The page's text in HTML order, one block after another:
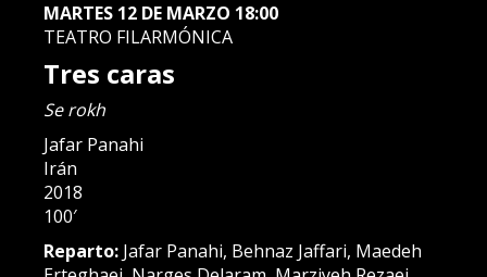
MARTES 12 DE MARZO 18:00
TEATRO FILARMÓNICA
Tres caras
Se rokh
Jafar Panahi
Irán
2018
100′
Reparto: Jafar Panahi, Behnaz Jaffari, Maedeh